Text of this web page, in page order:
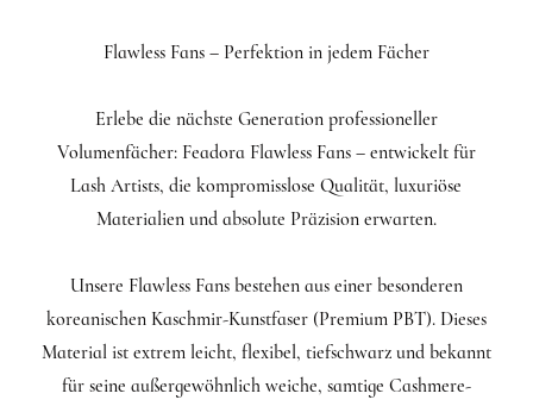
Flawless Fans – Perfektion in jedem Fächer
Erlebe die nächste Generation professioneller
Volumenfächer: Feadora Flawless Fans – entwickelt für
Lash Artists, die kompromisslose Qualität, luxuriöse
Materialien und absolute Präzision erwarten.
Unsere Flawless Fans bestehen aus einer besonderen
koreanischen Kaschmir-Kunstfaser (Premium PBT). Dieses
Material ist extrem leicht, flexibel, tiefschwarz und bekannt
für seine außergewöhnlich weiche, samtige Cashmere-